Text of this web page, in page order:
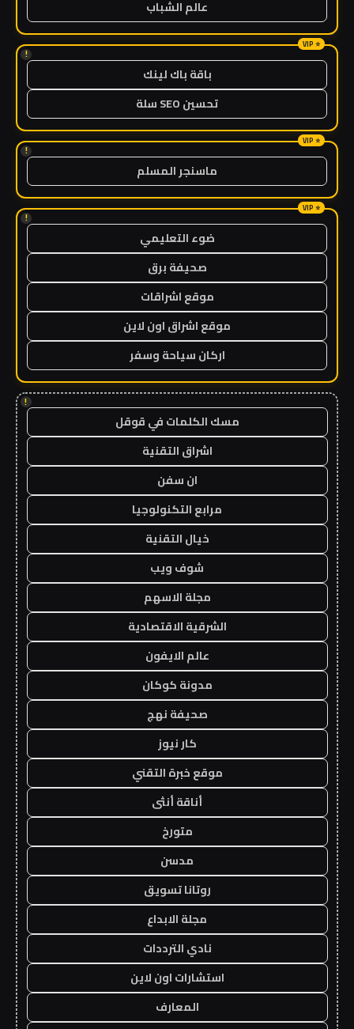
عالم الشباب
!
باقة باك لينك
تحسين SEO سلة
!
ماسنجر المسلم
!
ضوء التعليمي
صحيفة برق
موقع اشراقات
موقع اشراق اون لاين
اركان سياحة وسفر
!
مسك الكلمات في قوقل
اشراق التقنية
ان سفن
مرابع التكنولوجيا
خيال التقنية
شوف ويب
مجلة الاسهم
الشرقية الاقتصادية
عالم الايفون
مدونة كوكان
صحيفة نهج
كار نيوز
موقع خبرة التقني
أناقة أنثى
متورخ
مدسن
روتانا تسويق
مجلة الابداع
نادي الترددات
استشارات اون لاين
المعارف